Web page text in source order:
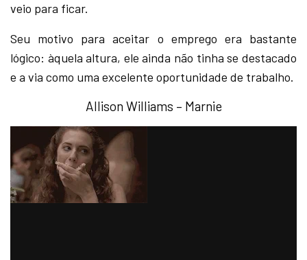
veio para ficar.
Seu motivo para aceitar o emprego era bastante
lógico: àquela altura, ele ainda não tinha se destacado
e a via como uma excelente oportunidade de trabalho.
Allison Williams – Marnie